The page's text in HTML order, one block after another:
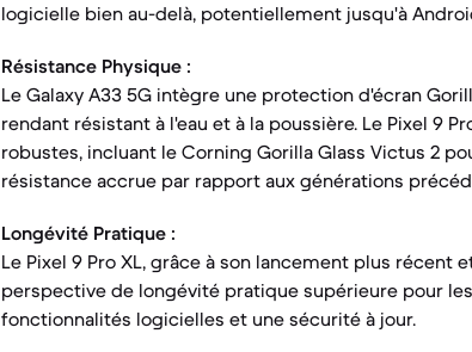
logicielle bien au-delà, potentiellement jusqu'à
Résistance Physique :
Le Galaxy A33 5G intègre une protection d'écran
rendant résistant à l'eau et à la poussière. Le Pixel 9
robustes, incluant le Corning Gorilla Glass Victus 2
résistance accrue par rapport aux générations
Longévité Pratique :
Le Pixel 9 Pro XL, grâce à son lancement plus
perspective de longévité pratique supérieure pour
fonctionnalités logicielles et une sécurité à jour.